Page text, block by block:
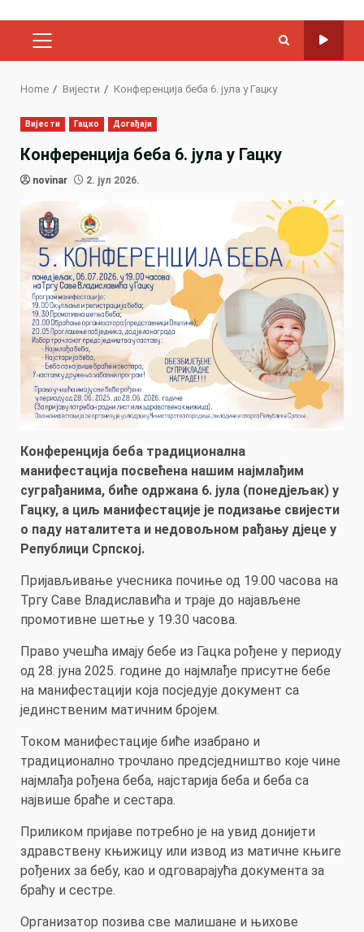
PRIMARY
Home Вијести Конференција беба 6. јула у Гацку
Вијести Гацко Догађаји
Конференција беба 6. јула у Гацку
novinar 2. јул 2026.
Конференција беба традиционална
манифестација посвећена нашим најмлађим
суграђанима, биће одржана 6. јула (понедјељак) у
Гацку, a циљ манифестације је подизање свијести
о паду наталитета и недовољном рађању дјеце у
Републици Српској.
Пријављивање учесника почиње од 19.00 часова на
Тргу Саве Владиславића и траје до најављене
промотивне шетње у 19.30 часова.
Право учешћа имају бебе из Гацка рођене у периоду
од 28. јуна 2025. године до најмлађе присутне бебе
на манифестацији која посједује документ са
јединственим матичним бројем.
Током манифестације биће изабрано и
традиционално трочлано предсједништво које чине
најмлађа рођена беба, најстарија беба и беба са
највише браће и сестара.
Приликом пријаве потребно је на увид донијети
здравствену књижицу или извод из матичне књиге
рођених за бебу, као и одговарајућа документа за
браћу и сестре.
Организатор позива све малишане и њихове